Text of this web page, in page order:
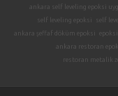
ankara self leveling epoksi
self leveling epoksi
self
ankara şeffaf döküm epoksi
ankara restoran
restoran metalik